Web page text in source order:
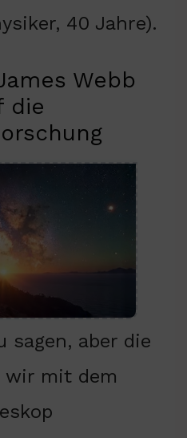
40 Jahre).
Webb
die
sagen, aber die
wir mit dem